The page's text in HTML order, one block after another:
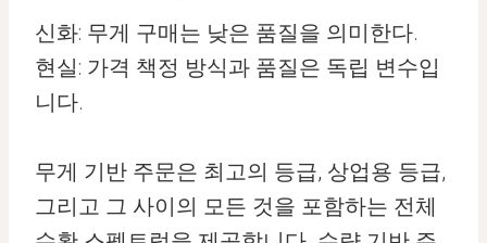
신화: 무게 구매는 낮은 품질을 의미한다.
현실: 가격 책정 방식과 품질은 독립 변수입
니다.
무게 기반 주문은 최고의 등급, 상업용 등급,
그리고 그 사이의 모든 것을 포함하는 전체